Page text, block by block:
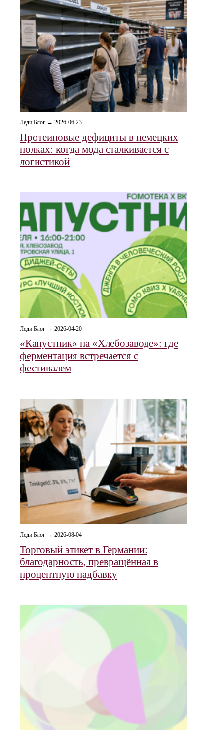
Леди Блог → 2026-06-23
Протеиновые дефициты в немецких
полках: когда мода сталкивается с
логистикой
Леди Блог → 2026-04-20
«Капустник» на «Хлебозаводе»: где
ферментация встречается с
фестивалем
Леди Блог → 2026-08-04
Торговый этикет в Германии:
благодарность, превращённая в
процентную надбавку